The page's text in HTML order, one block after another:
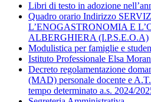
Libri di testo in adozione
Quadro orario Indirizzo
L’ENOGASTRONOMIA E
ALBERGHIERA (I.P.S.E.O.A)
Modulistica per famiglie e
Istituto Professionale Elsa
Decreto regolamentazione
(MAD) personale docente e
tempo determinato a.s. 2024/